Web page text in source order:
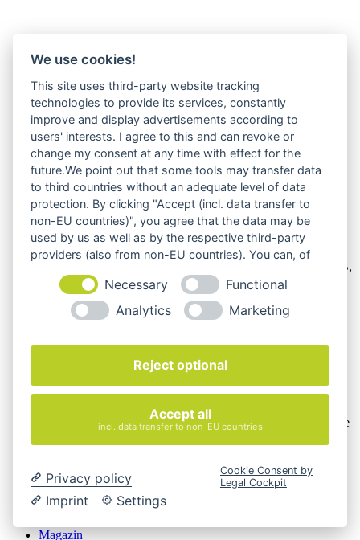
Wir verkaufen online ausschließlich an Unternehmer
§14 BGB,
also an natürliche oder juristische Personen oder rechtsfähige
Personengesellschaften, die bei Abschluss eines
Rechtsgeschäfts in Ausübung ihrer gewerblichen oder
selbständigen beruflichen Tätigkeit handeln. Wir schließen
Hinweis zu Produktabbildungen
Die Produktbilder der Artikel zeigen Beispiele, die in der
Ausstattung, Farbe oder Konfiguration von der
Artikelbeschreibung abweichen können. Maßgeblich sind die
Cookie-Einstellungen ändern
Magazin
We use cookies!
This site uses third-party website tracking
technologies to provide its services, constantly
improve and display advertisements according to
users' interests. I agree to this and can revoke or
change my consent at any time with effect for the
future.We point out that some tools may transfer data
to third countries without an adequate level of data
protection. By clicking "Accept (incl. data transfer to
non-EU countries)", you agree that the data may be
used by us as well as by the respective third-party
providers (also from non-EU countries). You can, of
Necessary
Functional
Analytics
Marketing
Reject optional
Accept all
incl. data transfer to non-EU countries
Privacy policy
Imprint
Settings
Cookie Consent by
Legal Cockpit